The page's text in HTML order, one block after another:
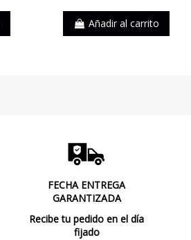
Añadir al carrito
FECHA ENTREGA
GARANTIZADA
Recibe tu pedido en el día
fijado